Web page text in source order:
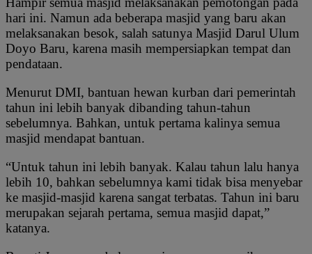
hari ini. Namun ada beberapa masjid yang baru akan
melaksanakan besok, salah satunya Masjid Darul Ulum
Doyo Baru, karena masih mempersiapkan tempat dan
pendataan.
Menurut DMI, bantuan hewan kurban dari pemerintah
tahun ini lebih banyak dibanding tahun-tahun
sebelumnya. Bahkan, untuk pertama kalinya semua
masjid mendapat bantuan.
“Untuk tahun ini lebih banyak. Kalau tahun lalu hanya
lebih 10, bahkan sebelumnya kami tidak bisa menyebar
ke masjid-masjid karena sangat terbatas. Tahun ini baru
merupakan sejarah pertama, semua masjid dapat,”
katanya.